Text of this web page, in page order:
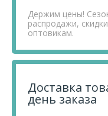
Держим цены!
распродажи, скидки
оптовикам.
Доставка
день заказа